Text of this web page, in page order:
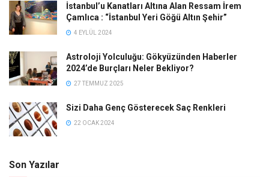
İstanbul’u Kanatları Altına Alan Ressam İrem
Çamlıca : “İstanbul Yeri Göğü Altın Şehir”
4 EYLÜL 2024
Astroloji Yolculuğu: Gökyüzünden Haberler
2024’de Burçları Neler Bekliyor?
27 TEMMUZ 2025
Sizi Daha Genç Gösterecek Saç Renkleri
22 OCAK 2024
Son Yazılar